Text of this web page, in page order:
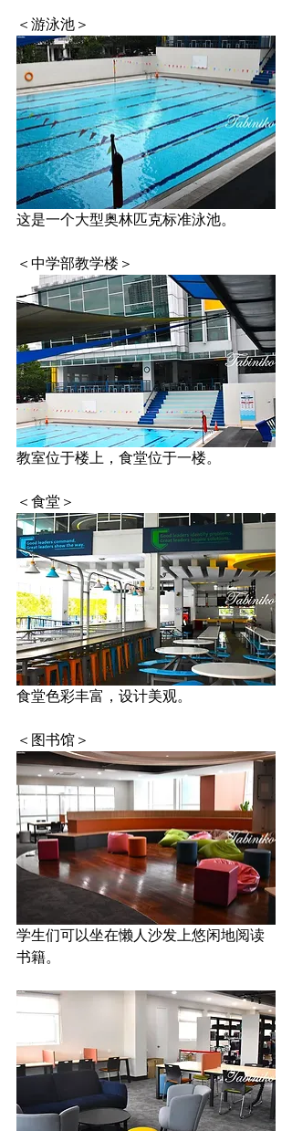
＜游泳池＞
这是一个大型奥林匹克标准泳池。
＜中学部教学楼＞
教室位于楼上，食堂位于一楼。
＜食堂＞
食堂色彩丰富，设计美观。
＜图书馆＞
学生们可以坐在懒人沙发上悠闲地阅读
书籍。